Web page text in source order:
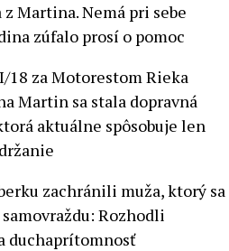
z Martina. Nemá pri sebe
zúfalo prosí o pomoc
18 za Motorestom Rieka
Martin sa stala dopravná
aktuálne spôsobuje len
zachránili muža, ktorý sa
Rozhodli
duchaprítomnosť